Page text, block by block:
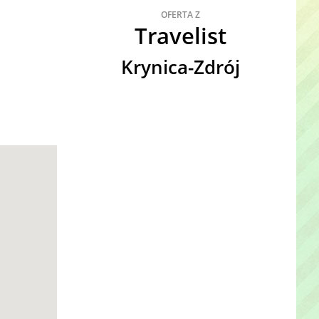
OFERTA Z
Travelist
Krynica-Zdrój